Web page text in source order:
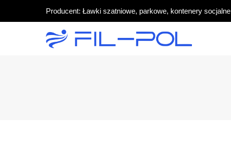
Producent: Ławki szatniowe, parkowe, kontenery socjalne